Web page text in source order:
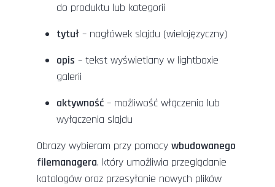
do produktu lub kategorii
tytuł – nagłówek slajdu (wielojęzyczny)
opis – tekst wyświetlany w lightboxie
galerii
aktywność – możliwość włączenia lub
wyłączenia slajdu
Obrazy wybieram przy pomocy wbudowanego
filemanagera, który umożliwia przeglądanie
katalogów oraz przesyłanie nowych plików